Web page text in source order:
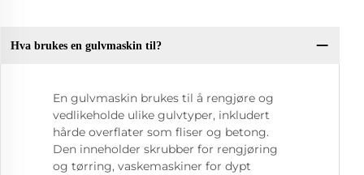
Hva brukes en gulvmaskin til?
En gulvmaskin brukes til å rengjøre og
vedlikeholde ulike gulvtyper, inkludert
hårde overflater som fliser og betong.
Den inneholder skrubber for rengjøring
og tørring, vaskemaskiner for dypt